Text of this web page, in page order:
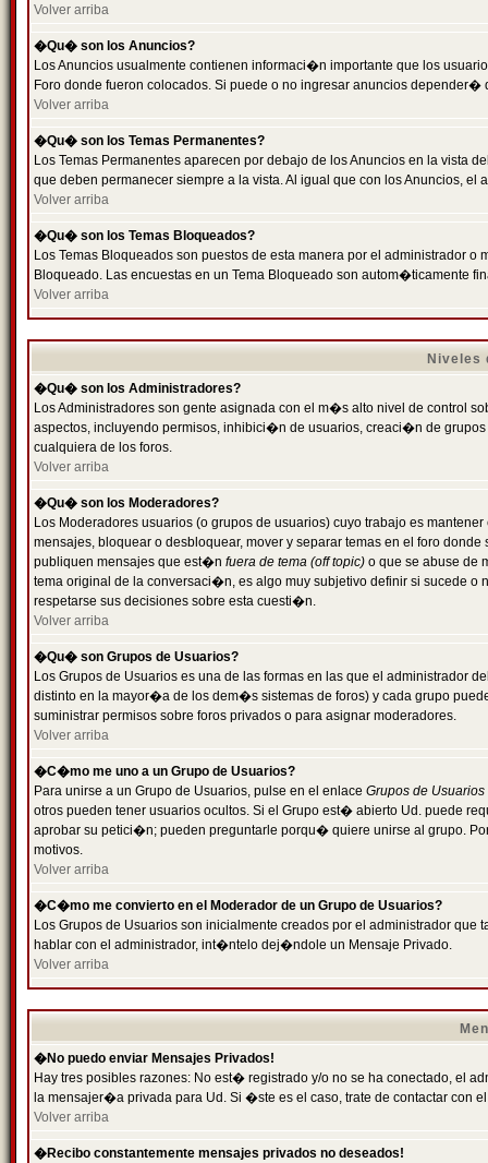
Volver arriba
�Qu� son los Anuncios?
Los Anuncios usualmente contienen informaci�n importante que los
Foro donde fueron colocados. Si puede o no ingresar anuncios
Volver arriba
�Qu� son los Temas Permanentes?
Los Temas Permanentes aparecen por debajo de los Anuncios en la
que deben permanecer siempre a la vista. Al igual que con los Anuncios,
Volver arriba
�Qu� son los Temas Bloqueados?
Los Temas Bloqueados son puestos de esta manera por el administrador
Bloqueado. Las encuestas en un Tema Bloqueado son autom�ticamente
Volver arriba
Niveles
�Qu� son los Administradores?
Los Administradores son gente asignada con el m�s alto nivel de control
aspectos, incluyendo permisos, inhibici�n de usuarios, creaci�n de
cualquiera de los foros.
Volver arriba
�Qu� son los Moderadores?
Los Moderadores usuarios (o grupos de usuarios) cuyo trabajo es
mensajes, bloquear o desbloquear, mover y separar temas en el foro
publiquen mensajes que est�n fuera de tema (off topic) o que se abuse de
tema original de la conversaci�n, es algo muy subjetivo definir si sucede
respetarse sus decisiones sobre esta cuesti�n.
Volver arriba
�Qu� son Grupos de Usuarios?
Los Grupos de Usuarios es una de las formas en las que el administrador
distinto en la mayor�a de los dem�s sistemas de foros) y cada grupo
suministrar permisos sobre foros privados o para asignar moderadores.
Volver arriba
�C�mo me uno a un Grupo de Usuarios?
Para unirse a un Grupo de Usuarios, pulse en el enlace Grupos de Usuarios
otros pueden tener usuarios ocultos. Si el Grupo est� abierto Ud. puede
aprobar su petici�n; pueden preguntarle porqu� quiere unirse al grupo.
motivos.
Volver arriba
�C�mo me convierto en el Moderador de un Grupo de Usuarios?
Los Grupos de Usuarios son inicialmente creados por el administrador
hablar con el administrador, int�ntelo dej�ndole un Mensaje Privado.
Volver arriba
�No puedo enviar Mensajes Privados!
Hay tres posibles razones: No est� registrado y/o no se ha conectado, el
la mensajer�a privada para Ud. Si �ste es el caso, trate de contactar con
Volver arriba
�Recibo constantemente mensajes privados no deseados!